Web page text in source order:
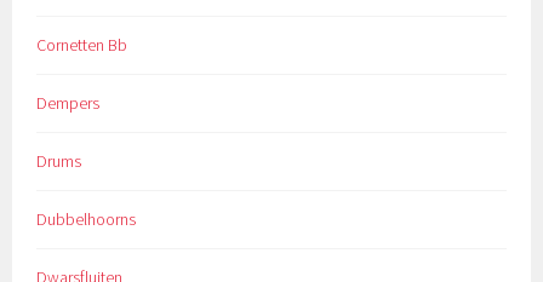
Cornetten Bb
Dempers
Drums
Dubbelhoorns
Dwarsfluiten